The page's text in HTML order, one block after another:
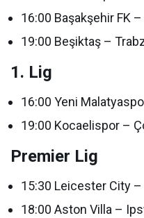
16:00 Başakşehir FK
19:00 Beşiktaş –
1. Lig
16:00 Yeni
19:00 Kocaelispor –
Premier Lig
15:30 Leicester City –
18:00 Aston Villa –